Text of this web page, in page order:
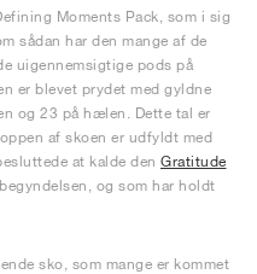
Moments Pack, som i sig
sådan har den mange af de
uigennemsigtige pods på
er blevet prydet med gyldne
og 23 på hælen. Dette tal er
af skoen er udfyldt med
at kalde den Gratitude
og som har holdt
sko, som mange er kommet